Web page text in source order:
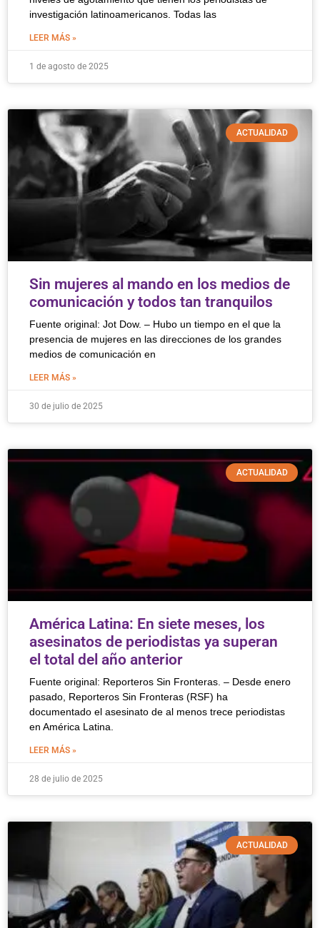
investigación latinoamericanos. Todas las
LEER MÁS »
1 de agosto de 2025
ACTUALIDAD
Sin mujeres al mando en los medios de
comunicación y todos tan tranquilos
Fuente original: Jot Dow. – Hubo un tiempo en el que la
presencia de mujeres en las direcciones de los grandes
medios de comunicación en
LEER MÁS »
30 de julio de 2025
ACTUALIDAD
América Latina: En siete meses, los
asesinatos de periodistas ya superan
el total del año anterior
Fuente original: Reporteros Sin Fronteras. – Desde enero
pasado, Reporteros Sin Fronteras (RSF) ha
documentado el asesinato de al menos trece periodistas
en América Latina.
LEER MÁS »
28 de julio de 2025
ACTUALIDAD